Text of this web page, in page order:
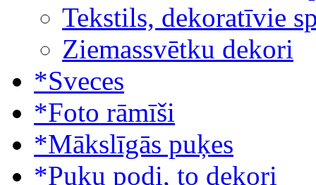
Tekstils, dekoratīvie
Ziemassvētku dekori
*Sveces
*Foto rāmīši
*Mākslīgās puķes
*Puķu podi, to dekori